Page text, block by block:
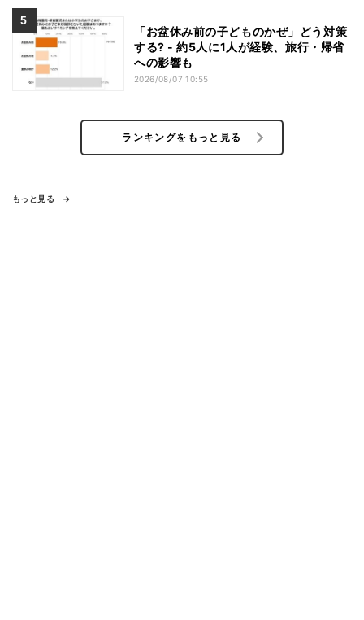
「お盆休み前の子どものかぜ」どう対策
する? - 約5人に1人が経験、旅行・帰省
への影響も
2026/08/07 10:55
ランキングをもっと見る
もっと見る